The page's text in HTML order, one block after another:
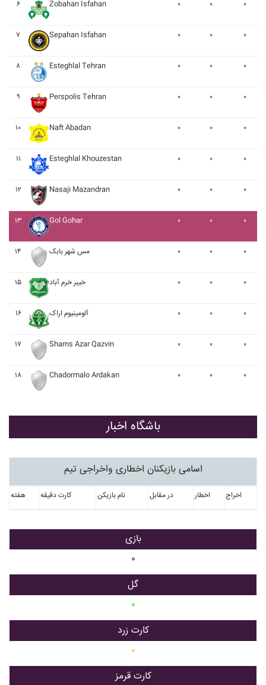
۶ Zobahan Isfahan ۰ ۰ ۰
۷ Sepahan Isfahan ۰ ۰ ۰
۸ Esteghlal Tehran ۰ ۰ ۰
۹ Perspolis Tehran ۰ ۰ ۰
۱۰ Naft Abadan ۰ ۰ ۰
۱۱ Esteghlal Khouzestan ۰ ۰ ۰
۱۲ Nasaji Mazandran ۰ ۰ ۰
۱۳ Gol Gohar ۰ ۰ ۰
۱۴ مس شهر بابک ۰ ۰ ۰
۱۵ خيبر خرم آباد ۰ ۰ ۰
۱۶ آلومينيوم اراک ۰ ۰ ۰
۱۷ Shams Azar Qazvin ۰ ۰ ۰
۱۸ Chadormalo Ardakan ۰ ۰ ۰
باشگاه اخبار
اسامی بازیکنان اخطاری واخراجی تیم
هفته کارت دقیقه نام بازیکن در مقابل اخطار اخراج
بازی
۰
گل
۰
کارت زرد
۰
کارت قرمز